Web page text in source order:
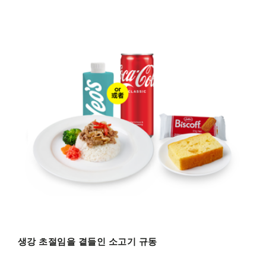
생강 초절임을 곁들인 소고기 규동